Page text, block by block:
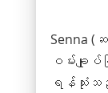
Senna
ဝမ်းချု
ရန်သုံးသ